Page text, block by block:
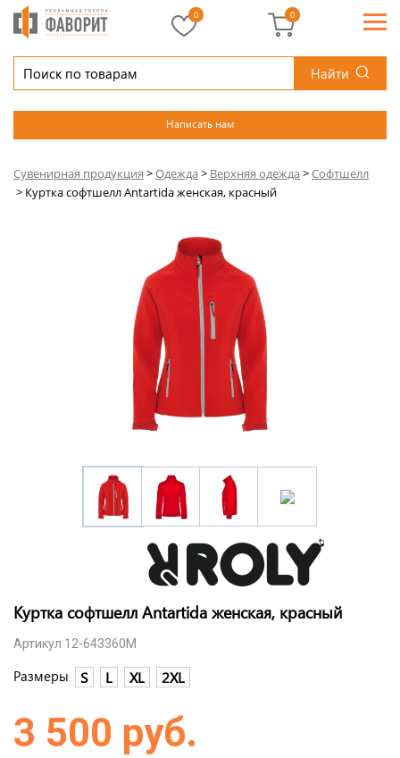
Найти
Написать нам
0 0
Сувенирная продукция >Одежда> Верхняя одежда>Софтшелл
> Куртка софтшелл Antartida женская, красный
Куртка софтшелл Antartida женская, красный
Артикул 12-643360M
Размеры S L XL 2XL
3 500 руб.